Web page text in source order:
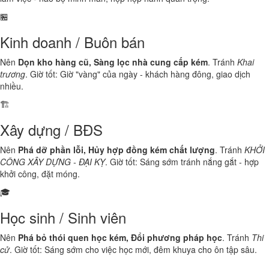
🏪
Kinh doanh / Buôn bán
Nên Dọn kho hàng cũ, Sàng lọc nhà cung cấp kém. Tránh Khai
trương. Giờ tốt: Giờ "vàng" của ngày - khách hàng đông, giao dịch
nhiều.
🏗️
Xây dựng / BĐS
Nên Phá dỡ phần lỗi, Hủy hợp đồng kém chất lượng. Tránh KHỞI
CÔNG XÂY DỰNG - ĐẠI KỴ. Giờ tốt: Sáng sớm tránh nắng gắt - hợp
khởi công, đặt móng.
🎓
Học sinh / Sinh viên
Nên Phá bỏ thói quen học kém, Đổi phương pháp học. Tránh Thi
cử. Giờ tốt: Sáng sớm cho việc học mới, đêm khuya cho ôn tập sâu.